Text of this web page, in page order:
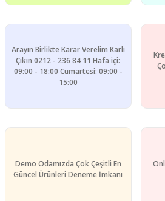
Arayın Birlikte Karar Verelim Karlı
Çıkın 0212 - 236 84 11 Hafa içi:
09:00 - 18:00 Cumartesi: 09:00 -
15:00
Demo Odamızda Çok Çeşitli En
Güncel Ürünleri Deneme İmkanı